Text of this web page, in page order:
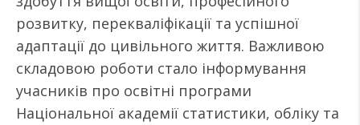
розвитку, перекваліфікації та успішної
адаптації до цивільного життя. Важливою
складовою роботи стало інформування
учасників про освітні програми
Національної академії статистики, обліку та